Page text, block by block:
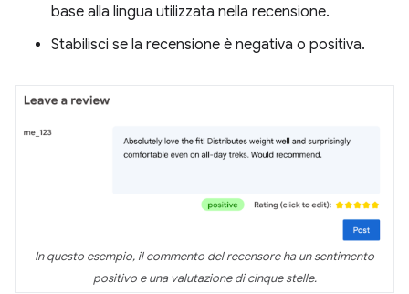
base alla lingua utilizzata nella recensione.
Stabilisci se la recensione è negativa o positiva.
In questo esempio, il commento del recensore ha un sentimento
positivo e una valutazione di cinque stelle.